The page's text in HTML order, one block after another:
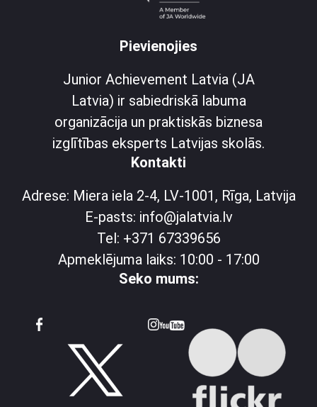
Pievienojies
Junior Achievement Latvia (JA
Latvia) ir sabiedriskā labuma
organizācija un praktiskās biznesa
izglītības eksperts Latvijas skolās.
Kontakti
Adrese: Miera iela 2-4, LV-1001, Rīga, Latvija
E-pasts: info@jalatvia.lv
Tel: +371 67339656
Apmeklējuma laiks: 10:00 - 17:00
Seko mums: